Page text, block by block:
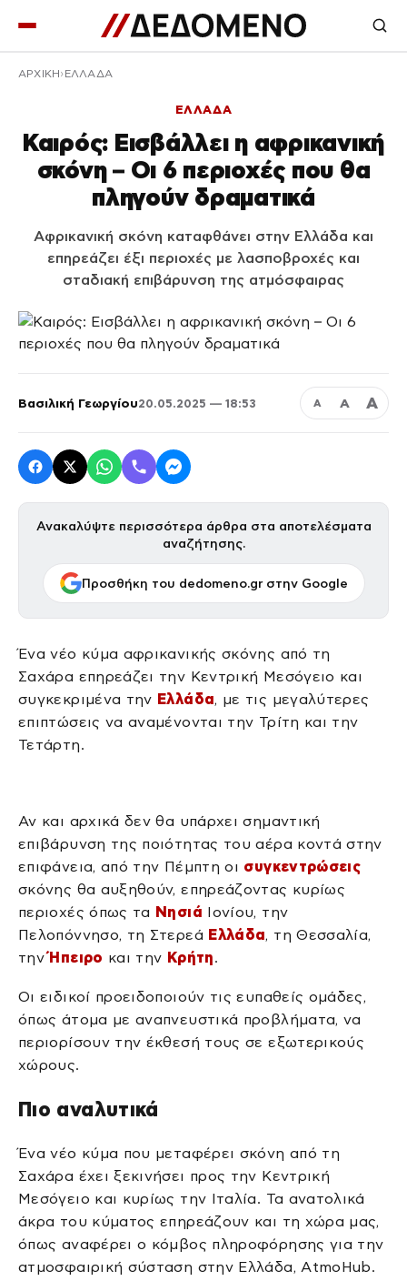
ΑΡΧΙΚΉ ΕΛΛΑΔΑ
ΕΛΛΑΔΑ
Καιρός: Εισβάλλει η αφρικανική
σκόνη – Οι 6 περιοχές που θα
πληγούν δραματικά
Αφρικανική σκόνη καταφθάνει στην Ελλάδα και
επηρεάζει έξι περιοχές με λασποβροχές και
σταδιακή επιβάρυνση της ατμόσφαιρας
Βασιλική Γεωργίου20.05.2025 — 18:53 Α Α Α
Ανακαλύψτε περισσότερα άρθρα στα αποτελέσματα
αναζήτησης.
Προσθήκη του dedomeno.gr στην Google
Ένα νέο κύμα αφρικανικής σκόνης από τη
Σαχάρα επηρεάζει την Κεντρική Μεσόγειο και
συγκεκριμένα την Ελλάδα, με τις μεγαλύτερες
επιπτώσεις να αναμένονται την Τρίτη και την
Τετάρτη.
Αν και αρχικά δεν θα υπάρχει σημαντική
επιβάρυνση της ποιότητας του αέρα κοντά στην
επιφάνεια, από την Πέμπτη οι συγκεντρώσεις
σκόνης θα αυξηθούν, επηρεάζοντας κυρίως
περιοχές όπως τα Νησιά Ιονίου, την
Πελοπόννησο, τη Στερεά Ελλάδα, τη Θεσσαλία,
τηνΉπειρο και την Κρήτη.
Οι ειδικοί προειδοποιούν τις ευπαθείς ομάδες,
όπως άτομα με αναπνευστικά προβλήματα, να
περιορίσουν την έκθεσή τους σε εξωτερικούς
χώρους.
Πιο αναλυτικά
Ένα νέο κύμα που μεταφέρει σκόνη από τη
Σαχάρα έχει ξεκινήσει προς την Κεντρική
Μεσόγειο και κυρίως την Ιταλία. Τα ανατολικά
άκρα του κύματος επηρεάζουν και τη χώρα μας,
όπως αναφέρει o κόμβος πληροφόρησης για την
ατμοσφαιρική σύσταση στην Ελλάδα, AtmoHub.